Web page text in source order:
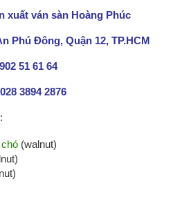
xuất ván sàn Hoàng Phúc
Phú Đông, Quận 12, TP.HCM
51 61 64
3894 2876
(walnut)